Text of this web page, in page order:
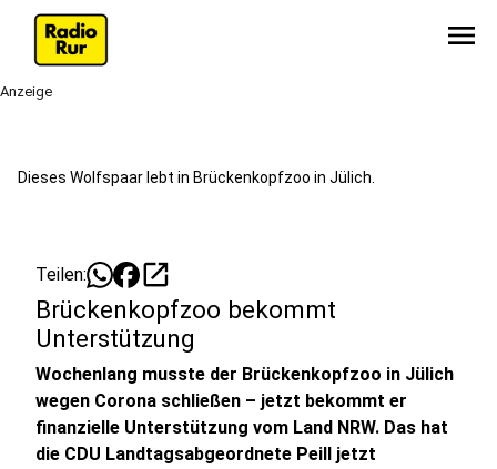
menu
Anzeige
Dieses Wolfspaar lebt in Brückenkopfzoo in Jülich.
Teilen: open_in_new
Brückenkopfzoo bekommt
Unterstützung
Wochenlang musste der Brückenkopfzoo in Jülich
wegen Corona schließen – jetzt bekommt er
finanzielle Unterstützung vom Land NRW. Das hat
die CDU Landtagsabgeordnete Peill jetzt